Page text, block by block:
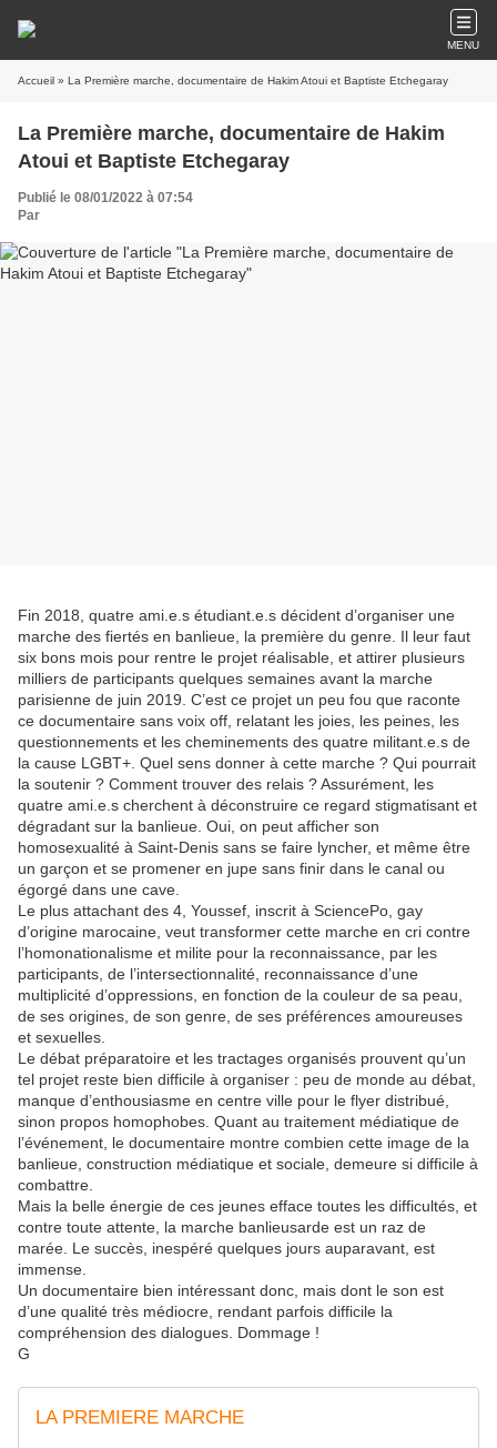
MENU
Accueil » La Première marche, documentaire de Hakim Atoui et Baptiste Etchegaray
La Première marche, documentaire de Hakim
Atoui et Baptiste Etchegaray
Publié le 08/01/2022 à 07:54
Par
Fin 2018, quatre ami.e.s étudiant.e.s décident d’organiser une
marche des fiertés en banlieue, la première du genre. Il leur faut
six bons mois pour rentre le projet réalisable, et attirer plusieurs
milliers de participants quelques semaines avant la marche
parisienne de juin 2019. C’est ce projet un peu fou que raconte
ce documentaire sans voix off, relatant les joies, les peines, les
questionnements et les cheminements des quatre militant.e.s de
la cause LGBT+. Quel sens donner à cette marche ? Qui pourrait
la soutenir ? Comment trouver des relais ? Assurément, les
quatre ami.e.s cherchent à déconstruire ce regard stigmatisant et
dégradant sur la banlieue. Oui, on peut afficher son
homosexualité à Saint-Denis sans se faire lyncher, et même être
un garçon et se promener en jupe sans finir dans le canal ou
égorgé dans une cave.
Le plus attachant des 4, Youssef, inscrit à SciencePo, gay
d’origine marocaine, veut transformer cette marche en cri contre
l’homonationalisme et milite pour la reconnaissance, par les
participants, de l’intersectionnalité, reconnaissance d’une
multiplicité d’oppressions, en fonction de la couleur de sa peau,
de ses origines, de son genre, de ses préférences amoureuses
et sexuelles.
Le débat préparatoire et les tractages organisés prouvent qu’un
tel projet reste bien difficile à organiser : peu de monde au débat,
manque d’enthousiasme en centre ville pour le flyer distribué,
sinon propos homophobes. Quant au traitement médiatique de
l’événement, le documentaire montre combien cette image de la
banlieue, construction médiatique et sociale, demeure si difficile à
combattre.
Mais la belle énergie de ces jeunes efface toutes les difficultés, et
contre toute attente, la marche banlieusarde est un raz de
marée. Le succès, inespéré quelques jours auparavant, est
immense.
Un documentaire bien intéressant donc, mais dont le son est
d’une qualité très médiocre, rendant parfois difficile la
compréhension des dialogues. Dommage !
G
LA PREMIERE MARCHE